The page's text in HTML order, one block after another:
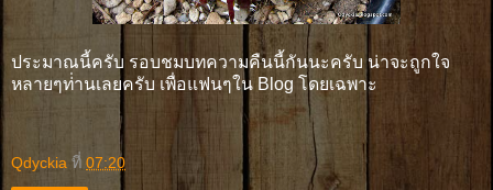
ประมาณนี้ครับ รอบชมบทความคืนนี้กันนะครับ น่าจะถูกใจ
หลายๆท่่านเลยครับ เพื่อแฟนๆใน Blog โดยเฉพาะ
Qdyckia ที่ 07:20